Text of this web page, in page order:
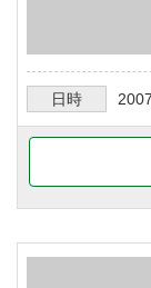
日時